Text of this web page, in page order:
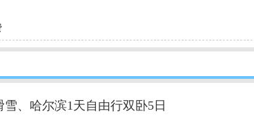
、哈尔滨1天自由行双卧5日